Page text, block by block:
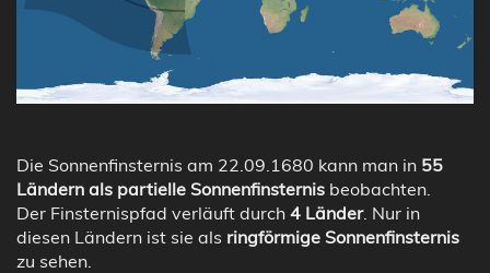
Die Sonnenfinsternis am 22.09.1680 kann man in 55
Ländern als partielle Sonnenfinsternis beobachten.
Der Finsternispfad verläuft durch 4 Länder. Nur in
diesen Ländern ist sie als ringförmige Sonnenfinsternis
zu sehen.